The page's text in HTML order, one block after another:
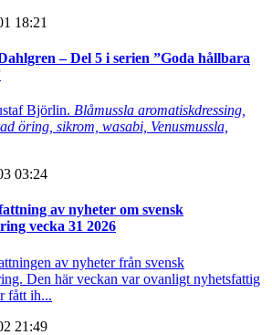
18:21
– Del 5 i serien ”Goda hållbara
Björlin. Blåmussla aromatiskdressing,
öring, sikrom, wasabi, Venusmussla,
03:24
av nyheter om svensk
vecka 31 2026
av nyheter från svensk
Den här veckan var ovanligt nyhetsfattig
fått ih...
21:49